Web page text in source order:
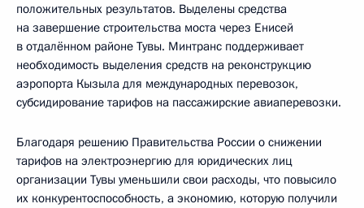
положительных результатов. Выделены средства
на завершение строительства моста через Енисей
в отдалённом районе Тувы. Минтранс поддерживает
необходимость выделения средств на реконструкцию
аэропорта Кызыла для международных перевозок,
субсидирование тарифов на пассажирские авиаперевозки.
Благодаря решению Правительства России о снижении
тарифов на электроэнергию для юридических лиц
организации Тувы уменьшили свои расходы, что повысило
их конкурентоспособность, а экономию, которую получили